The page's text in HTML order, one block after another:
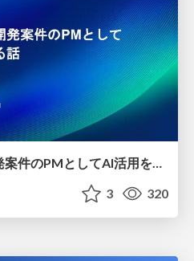
ウォーターフォール開発案件のPMとしてAI活用を模索している話
3 320